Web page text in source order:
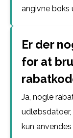
angivne boks
Er der
for at
Ja, nogle
kun